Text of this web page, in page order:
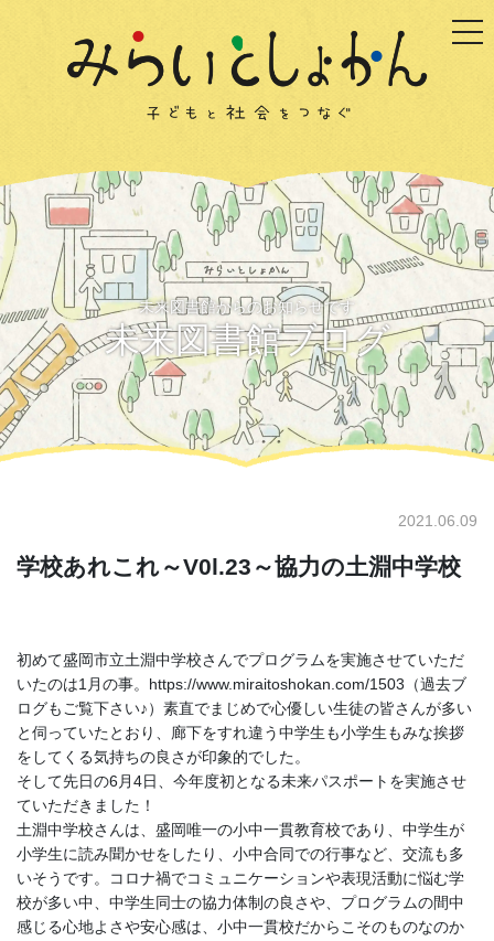
未来図書館からのお知らせです
未来図書館ブログ
2021.06.09
学校あれこれ～V0l.23～協力の土淵中学校
初めて盛岡市立土淵中学校さんでプログラムを実施させていただ
いたのは1月の事。https://www.miraitoshokan.com/1503（過去ブ
ログもご覧下さい♪）素直でまじめで心優しい生徒の皆さんが多い
と伺っていたとおり、廊下をすれ違う中学生も小学生もみな挨拶
をしてくる気持ちの良さが印象的でした。
そして先日の6月4日、今年度初となる未来パスポートを実施させ
ていただきました！
土淵中学校さんは、盛岡唯一の小中一貫教育校であり、中学生が
小学生に読み聞かせをしたり、小中合同での行事など、交流も多
いそうです。コロナ禍でコミュニケーションや表現活動に悩む学
校が多い中、中学生同士の協力体制の良さや、プログラムの間中
感じる心地よさや安心感は、小中一貫校だからこそのものなのか